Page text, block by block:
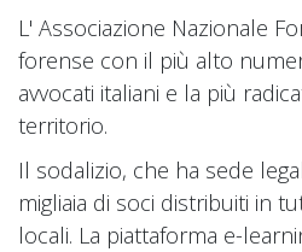
L' Associazione Nazionale
forense con il più alto
avvocati italiani e la più
territorio.
Il sodalizio, che ha sede
migliaia di soci distribuiti in
locali. La piattaforma e-